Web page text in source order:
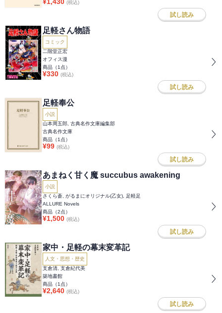
(税込)
試し読み
足軽さん物語
コミック
二階堂正宏
オフィス漫
商品（1 点）
¥330 (税込)
試し読み
足軽奉公
小説
山本周五郎, 古典名作文庫編集部
古典名作文庫
商品（1 点）
¥99 (税込)
試し読み
あまねく甘く魔 succubus awakening
小説
さくら蒼, がるまにオリジナル(乙女), 足軽足
ALLURE Novels
商品（2点）
¥1,500 (税込)
試し読み
家中・足軽の幕末変革記
人文・思想・歴史
支倉清, 支倉紀代美
築地書館
商品（1 点）
¥2,640 (税込)
試し読み